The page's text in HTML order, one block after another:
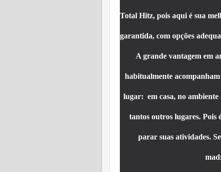
Total Hitz, pois aqui é sua
garantida, com opções
A grande vantagem em
habitualmente
lugar: em casa, no ambiente
tantos outros lugares. Pois
parar suas atividades.